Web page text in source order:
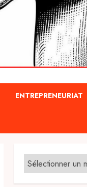
ENTREPRENEURIAT